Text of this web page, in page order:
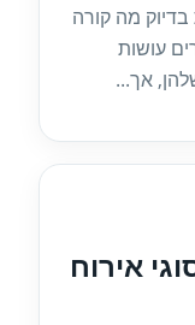
מה קורה
עושות
אך...
אירוח